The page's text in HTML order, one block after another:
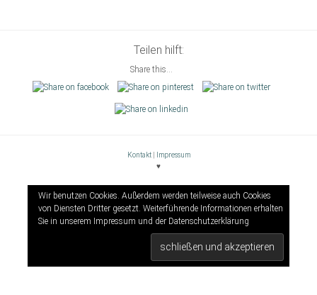
Wir benutzen Cookies. Außerdem werden teilweise auch Cookies
von Diensten Dritter gesetzt. Weiterführende Informationen erhalten
Sie in unserem Impressum und der Datenschutzerklärung
Teilen hilft:
Share this...
Kontakt|
Impressum
♥